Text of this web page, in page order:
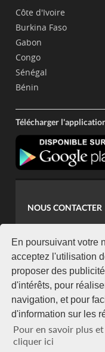
En poursuivant votre
acceptez l'utilisation
proposer des
d'intérêts, pour
navigation, et pour
d'information sur les
Pour en savoir plus
cliquer ici
Côte d'Ivoire
Burkina Faso
Gabon
Congo
Sénégal
Bénin
Télécharger
NOUS CONTACTER
+225 07 08
NEWSLETTER
Restez connecté via
S'abonner
Se désabonner